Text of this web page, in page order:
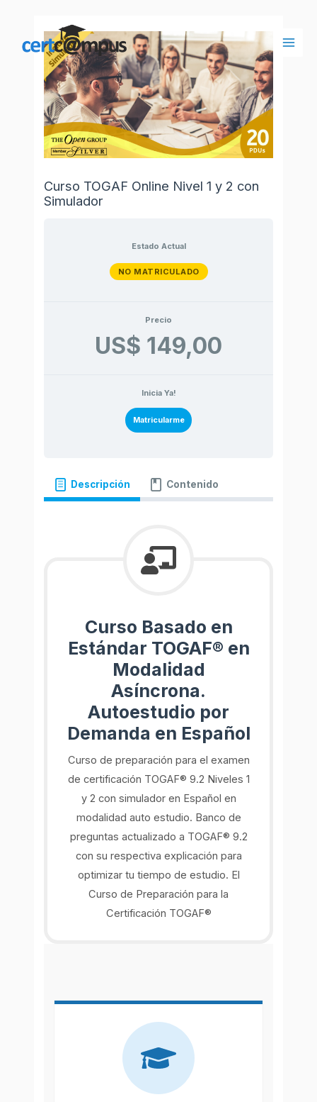
contenido
Curso TOGAF Online Nivel 1 y 2 con
Simulador
Estado Actual
NO MATRICULADO
Precio
US$ 149,00
Inicia Ya!
Matricularme
Descripción Contenido
Curso Basado en
Estándar TOGAF® en
Modalidad
Asíncrona.
Autoestudio por
Demanda en Español
Curso de preparación para el examen
de certificación TOGAF® 9.2 Niveles 1
y 2 con simulador en Español en
modalidad auto estudio. Banco de
preguntas actualizado a TOGAF® 9.2
con su respectiva explicación para
optimizar tu tiempo de estudio. El
Curso de Preparación para la
Certificación TOGAF®